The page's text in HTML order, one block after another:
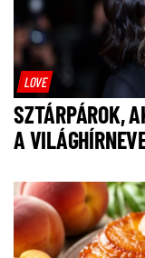
LOVE
SZTÁRPÁROK,
A